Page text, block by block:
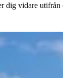
dig vidare utifrån